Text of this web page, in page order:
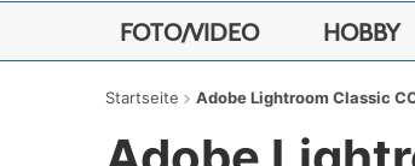
FOTO/VIDEO HOBBY
Startseite Adobe Lightroom Classic